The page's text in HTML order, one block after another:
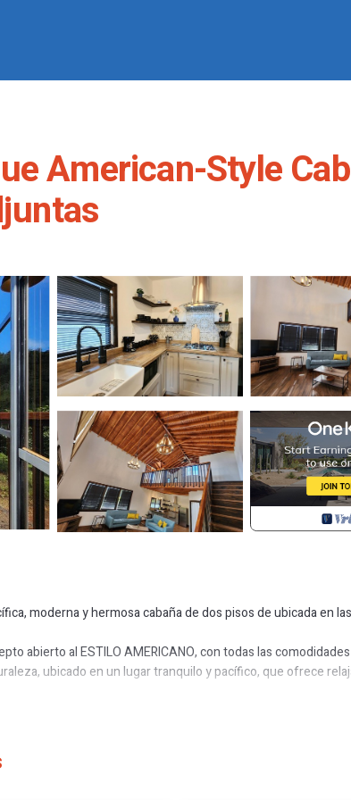
American-Style
moderna y hermosa cabaña de dos pisos de ubicada en
abierto al ESTILO AMERICANO, con todas las
ubicado en un lugar tranquilo y pacífico, que ofrece
equipada, habitación de concepto abierto con
o más. La Cabaña también cuenta con una oficina
cama tamaño Full, laundry y dos baños completos. También